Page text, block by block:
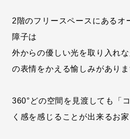
2階のフリースペースにあるオ
障子は
外からの優しい光を取り入れ
の表情をかえる愉しみがありま
360°どの空間を見渡しても「
く感を感じることが出来るお家